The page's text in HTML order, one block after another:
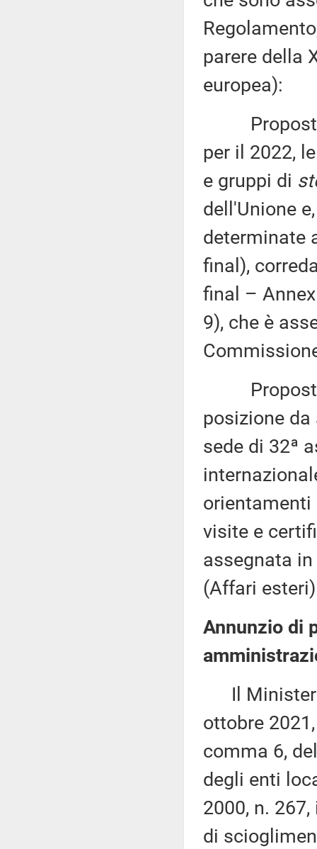
parere della
europea):
Proposta
per il 2022,
e gruppi di
dell'Unione
determinate
final),
final –
9), che è
Proposta
posizione
sede di 32ª
visite e
assegnata
(Affari
Annunzio di
Il
ottobre
comma 6,
degli enti
2000, n.
di